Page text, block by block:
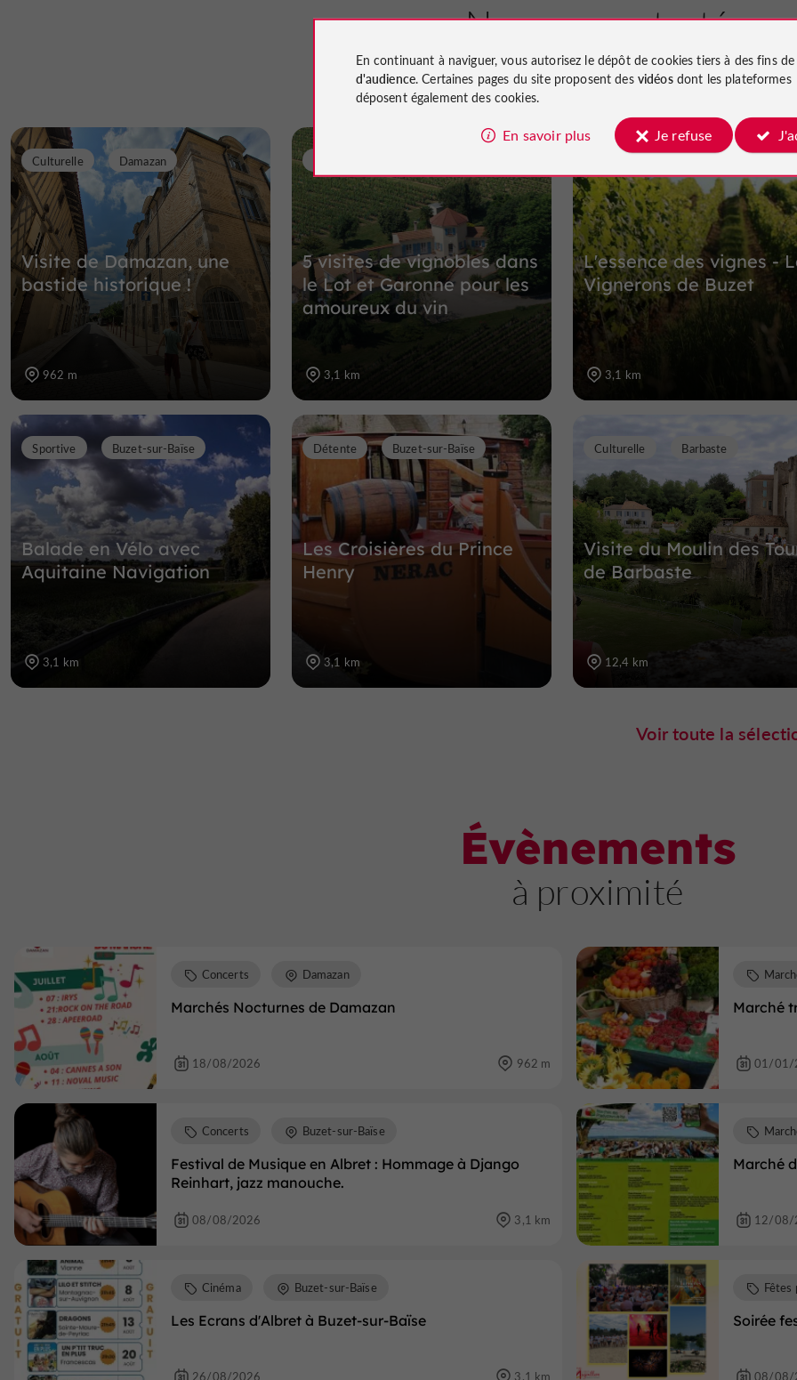
Point de vue et table
Bère
6,4 km
Nous avons testé
pour vous
Visite de Damazan, une
bastide historique !
Culturelle Damazan
962 m
5 visites de vignobles dans
le Lot et Garonne pour les
amoureux du vin
3,1 km
L'essence des vignes -
Vignerons de Buzet
3,1 km
Balade en Vélo avec
Aquitaine Navigation
Sportive Buzet-sur-Baïse
3,1 km
Les Croisières du Prince
Henry
Détente Buzet-sur-Baïse
3,1 km
Visite du Moulin des
de Barbaste
Culturelle Barbaste
12,4 km
Voir toute la
Évènements
à proximité
Marchés Nocturnes de Damazan
Concerts Damazan
18/08/2026 962 m
Marché
01/01/
Festival de Musique en Albret : Hommage à Django
Reinhart, jazz manouche.
Concerts Buzet-sur-Baïse
08/08/2026 3,1 km
Marché
12/08/
Les Ecrans d'Albret à Buzet-sur-Baïse
Cinéma Buzet-sur-Baïse
26/08/2026 3,1 km
Soirée
Fêtes
08/08/
En continuant à naviguer, vous autorisez le dépôt de cookies tiers à des fins de
d'audience. Certaines pages du site proposent des vidéosdont les plateformes
déposent également des cookies.
En savoir plus Je refuse